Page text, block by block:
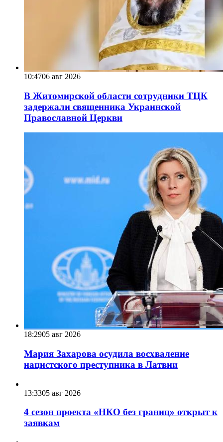
10:4706 авг 2026
В Житомирской области сотрудники ТЦК
задержали священника Украинской
Православной Церкви
18:2905 авг 2026
Мария Захарова осудила восхваление
нацистского преступника в Латвии
13:3305 авг 2026
4 сезон проекта «НКО без границ» открыт к
заявкам